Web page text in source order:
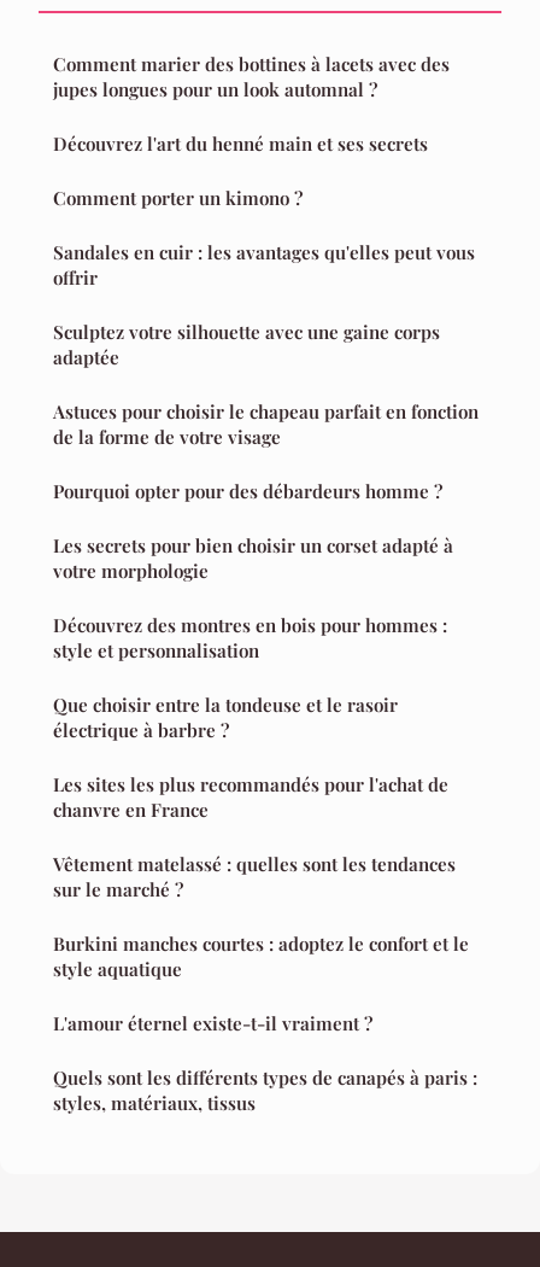
Comment marier des bottines à lacets avec des
jupes longues pour un look automnal ?
Découvrez l'art du henné main et ses secrets
Comment porter un kimono ?
Sandales en cuir : les avantages qu'elles peut vous
offrir
Sculptez votre silhouette avec une gaine corps
adaptée
Astuces pour choisir le chapeau parfait en fonction
de la forme de votre visage
Pourquoi opter pour des débardeurs homme ?
Les secrets pour bien choisir un corset adapté à
votre morphologie
Découvrez des montres en bois pour hommes :
style et personnalisation
Que choisir entre la tondeuse et le rasoir
électrique à barbre ?
Les sites les plus recommandés pour l'achat de
chanvre en France
Vêtement matelassé : quelles sont les tendances
sur le marché ?
Burkini manches courtes : adoptez le confort et le
style aquatique
L'amour éternel existe-t-il vraiment ?
Quels sont les différents types de canapés à paris :
styles, matériaux, tissus